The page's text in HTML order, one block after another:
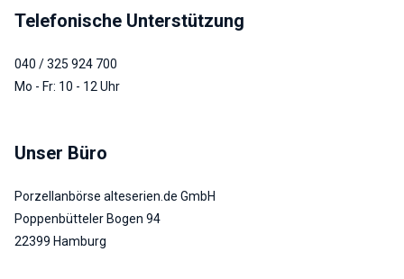
Telefonische Unterstützung
040 / 325 924 700
Mo - Fr: 10 - 12 Uhr
Unser Büro
Porzellanbörse alteserien.de GmbH
Poppenbütteler Bogen 94
22399 Hamburg